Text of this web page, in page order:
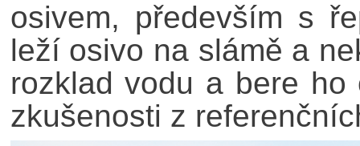
osivem, především s
leží osivo na slámě a
rozklad vodu a bere ho
zkušenosti z